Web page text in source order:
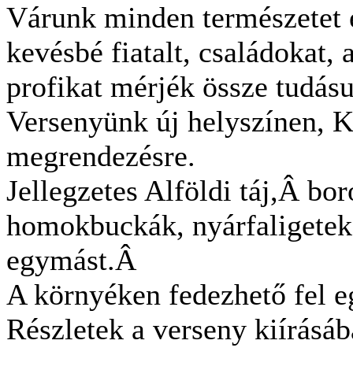
Várunk minden
kevésbé fiatalt, családokat,
profikat mérjék össze
Versenyünk új helyszínen,
megrendezésre.
Jellegzetes Alföldi táj,Â
homokbuckák,
egymást.Â
A környéken fedezhető fel
Részletek a verseny